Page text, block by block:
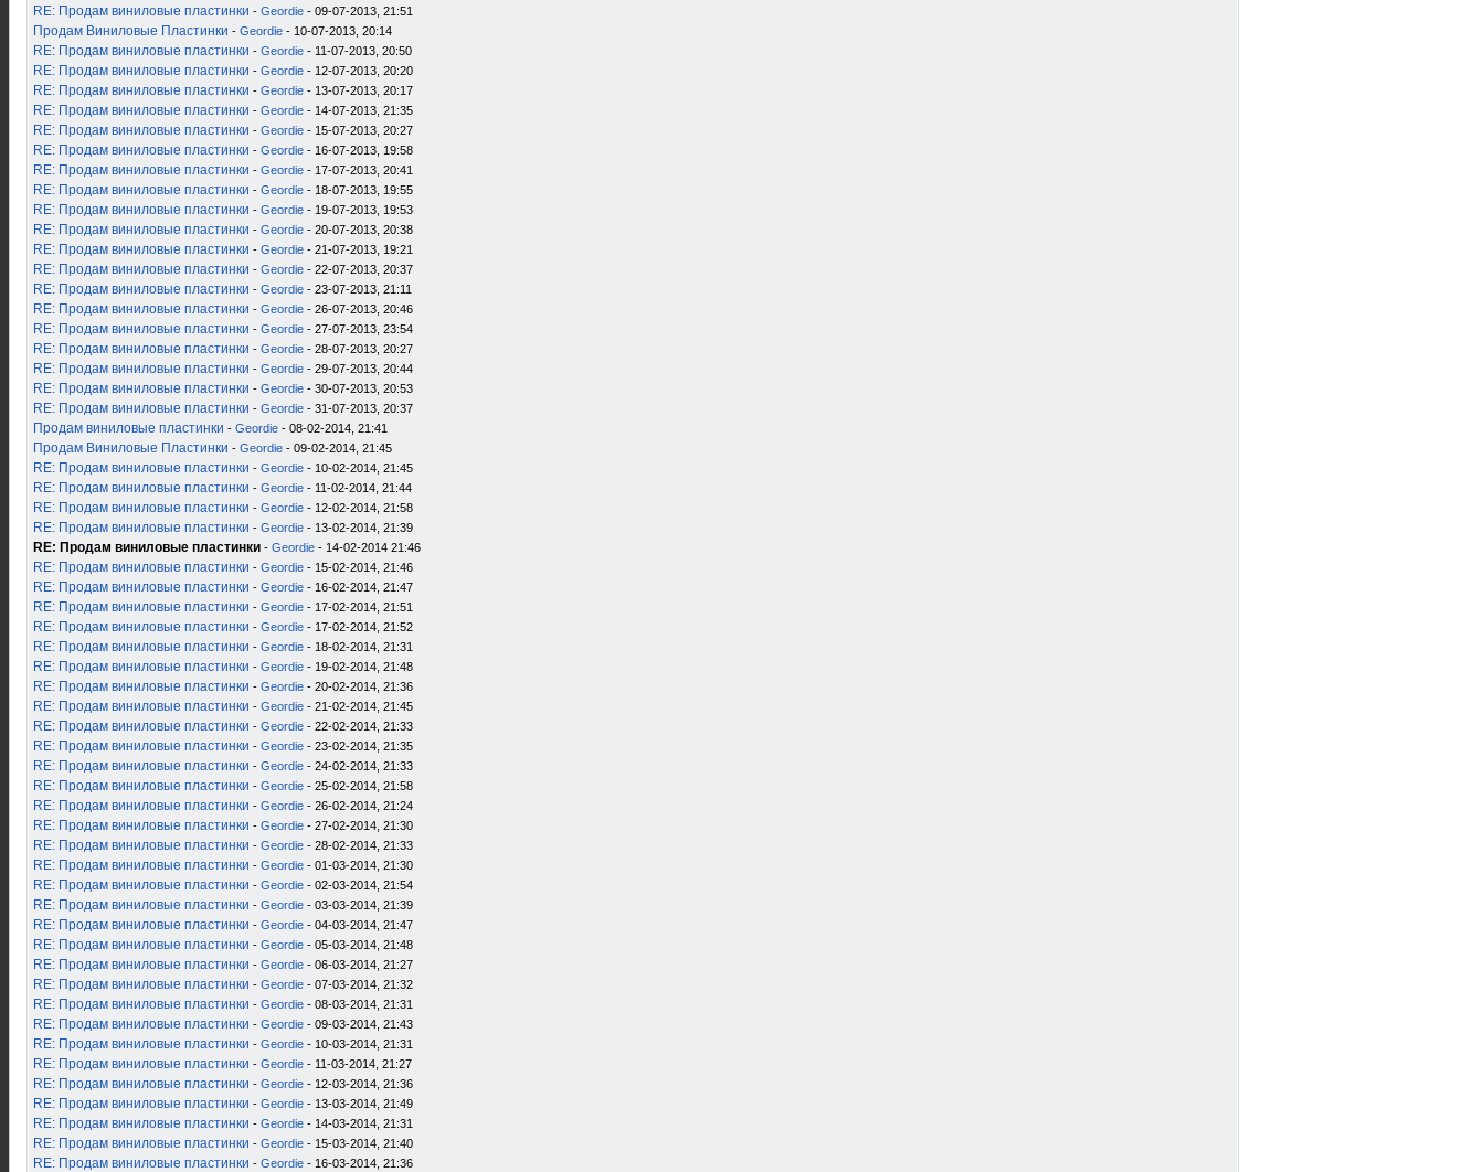
RE: Продам виниловые пластинки - Geordie - 09-07-2013, 21:51
Продам Виниловые Пластинки - Geordie - 10-07-2013, 20:14
RE: Продам виниловые пластинки - Geordie - 11-07-2013, 20:50
RE: Продам виниловые пластинки - Geordie - 12-07-2013, 20:20
RE: Продам виниловые пластинки - Geordie - 13-07-2013, 20:17
RE: Продам виниловые пластинки - Geordie - 14-07-2013, 21:35
RE: Продам виниловые пластинки - Geordie - 15-07-2013, 20:27
RE: Продам виниловые пластинки - Geordie - 16-07-2013, 19:58
RE: Продам виниловые пластинки - Geordie - 17-07-2013, 20:41
RE: Продам виниловые пластинки - Geordie - 18-07-2013, 19:55
RE: Продам виниловые пластинки - Geordie - 19-07-2013, 19:53
RE: Продам виниловые пластинки - Geordie - 20-07-2013, 20:38
RE: Продам виниловые пластинки - Geordie - 21-07-2013, 19:21
RE: Продам виниловые пластинки - Geordie - 22-07-2013, 20:37
RE: Продам виниловые пластинки - Geordie - 23-07-2013, 21:11
RE: Продам виниловые пластинки - Geordie - 26-07-2013, 20:46
RE: Продам виниловые пластинки - Geordie - 27-07-2013, 23:54
RE: Продам виниловые пластинки - Geordie - 28-07-2013, 20:27
RE: Продам виниловые пластинки - Geordie - 29-07-2013, 20:44
RE: Продам виниловые пластинки - Geordie - 30-07-2013, 20:53
RE: Продам виниловые пластинки - Geordie - 31-07-2013, 20:37
Продам виниловые пластинки - Geordie - 08-02-2014, 21:41
Продам Виниловые Пластинки - Geordie - 09-02-2014, 21:45
RE: Продам виниловые пластинки - Geordie - 10-02-2014, 21:45
RE: Продам виниловые пластинки - Geordie - 11-02-2014, 21:44
RE: Продам виниловые пластинки - Geordie - 12-02-2014, 21:58
RE: Продам виниловые пластинки - Geordie - 13-02-2014, 21:39
RE: Продам виниловые пластинки - Geordie - 14-02-2014 21:46
RE: Продам виниловые пластинки - Geordie - 15-02-2014, 21:46
RE: Продам виниловые пластинки - Geordie - 16-02-2014, 21:47
RE: Продам виниловые пластинки - Geordie - 17-02-2014, 21:51
RE: Продам виниловые пластинки - Geordie - 17-02-2014, 21:52
RE: Продам виниловые пластинки - Geordie - 18-02-2014, 21:31
RE: Продам виниловые пластинки - Geordie - 19-02-2014, 21:48
RE: Продам виниловые пластинки - Geordie - 20-02-2014, 21:36
RE: Продам виниловые пластинки - Geordie - 21-02-2014, 21:45
RE: Продам виниловые пластинки - Geordie - 22-02-2014, 21:33
RE: Продам виниловые пластинки - Geordie - 23-02-2014, 21:35
RE: Продам виниловые пластинки - Geordie - 24-02-2014, 21:33
RE: Продам виниловые пластинки - Geordie - 25-02-2014, 21:58
RE: Продам виниловые пластинки - Geordie - 26-02-2014, 21:24
RE: Продам виниловые пластинки - Geordie - 27-02-2014, 21:30
RE: Продам виниловые пластинки - Geordie - 28-02-2014, 21:33
RE: Продам виниловые пластинки - Geordie - 01-03-2014, 21:30
RE: Продам виниловые пластинки - Geordie - 02-03-2014, 21:54
RE: Продам виниловые пластинки - Geordie - 03-03-2014, 21:39
RE: Продам виниловые пластинки - Geordie - 04-03-2014, 21:47
RE: Продам виниловые пластинки - Geordie - 05-03-2014, 21:48
RE: Продам виниловые пластинки - Geordie - 06-03-2014, 21:27
RE: Продам виниловые пластинки - Geordie - 07-03-2014, 21:32
RE: Продам виниловые пластинки - Geordie - 08-03-2014, 21:31
RE: Продам виниловые пластинки - Geordie - 09-03-2014, 21:43
RE: Продам виниловые пластинки - Geordie - 10-03-2014, 21:31
RE: Продам виниловые пластинки - Geordie - 11-03-2014, 21:27
RE: Продам виниловые пластинки - Geordie - 12-03-2014, 21:36
RE: Продам виниловые пластинки - Geordie - 13-03-2014, 21:49
RE: Продам виниловые пластинки - Geordie - 14-03-2014, 21:31
RE: Продам виниловые пластинки - Geordie - 15-03-2014, 21:40
RE: Продам виниловые пластинки - Geordie - 16-03-2014, 21:36